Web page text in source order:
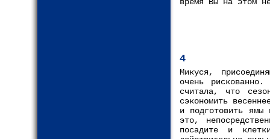
4
Микуся,
очень
считала, что
сэкономить
и подготовить ямы
это,
посадите и